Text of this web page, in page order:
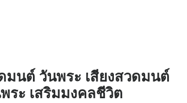
มนต์ วันพระ เสียงสวดมนต์
ระ เสริมมงคลชีวิต